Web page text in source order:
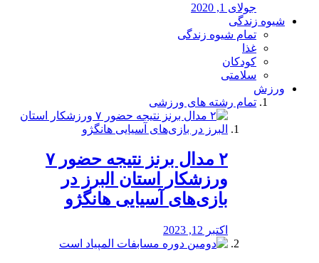
جولای 1, 2020
شیوه زندگی
تمام شیوه زندگی
غذا
کودکان
سلامتی
ورزش
تمام رشته های ورزشی
۲ مدال برنز نتیجه حضور ۷
ورزشکار استان البرز در
بازی‌های آسیایی هانگژو
اکتبر 12, 2023